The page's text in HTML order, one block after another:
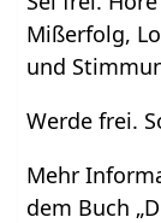
Mißerfolg,
und
Werde frei.
Mehr
dem Buch